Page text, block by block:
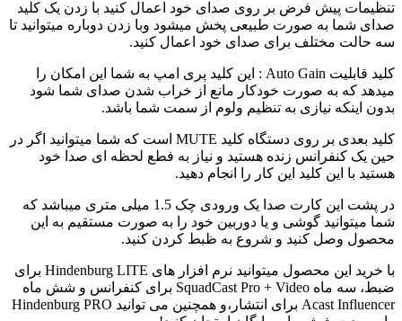
تنظیمات پیش فرض بر روی صدای خود اعمال کنید با زدن یک کلید
صدای شما به صورت طبیعی پخش میشود وبا زدن دوباره میتوانید تا
سه حالت مختلف برای صدای خود اعمال کنید.
کلید قابلیت Auto Gain : این کلید پری امپ به شما این امکان را
میدهد که به صورت خودکار مانع از خراب شدن صدای شما شود
بدون اینکه نیازی به تنظیم ولوم از سمت شما باشد.
کلید بعدی بر روی دستگاه کلید MUTE است که شما میتوانید اگر در
حین یک کنفرانس زنده هستید و نیاز به فطع لحظه ای صدا خود
هستید با این کلید این کار را انجام دهید.
در پشت این کارت صدا یک ورودی چک 1.5 میلی متری میباشد که
شما میتوانید گوشی و یا دوربین خود را به صورت مستقیم به این
محصول وصل کنید و شروع به ظبط کردن کنید.
با خرید این محصول میتوانید نرم افزار های Hindenburg LITE برای
ضبط، سه ماه SquadCast Pro + Video برای کنفرانس و شش ماه
Acast Influencer برای انتشار،و همچنین می توانید Hindenburg PRO